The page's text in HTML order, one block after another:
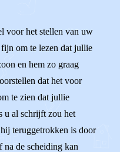
voor het stellen van uw
om te lezen dat jullie
en hem zo graag
dat het voor
te zien dat jullie
u al schrijft zou het
teruggetrokken is door
de scheiding kan